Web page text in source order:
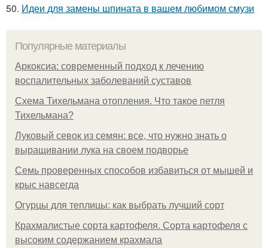
50. Идеи для замены шпината в вашем любимом смузи
Популярные материалы
Аркоксиа: современный подход к лечению
воспалительных заболеваний суставов
Схема Тихельмана отопления. Что такое петля
Тихельмана?
Луковый севок из семян: все, что нужно знать о
выращивании лука на своем подворье
Семь проверенных способов избавиться от мышей и
крыс навсегда
Огурцы для теплицы: как выбрать лучший сорт
Крахмалистые сорта картофеля. Сорта картофеля с
высоким содержанием крахмала